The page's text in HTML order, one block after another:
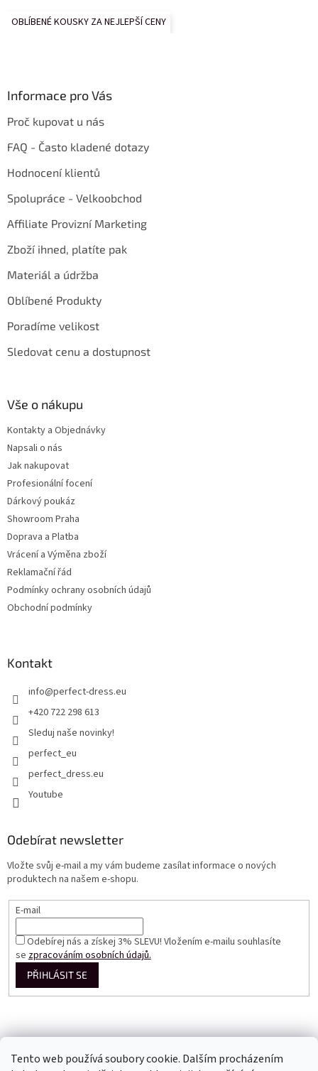
Tento web používá soubory cookie. Dalším procházením
OBLÍBENÉ KOUSKY ZA NEJLEPŠÍ CENY
Informace pro Vás
Proč kupovat u nás
FAQ - Často kladené dotazy
Hodnocení klientů
Spolupráce - Velkoobchod
Affiliate Provizní Marketing
Zboží ihned, platíte pak
Materiál a údržba
Oblíbené Produkty
Poradíme velikost
Sledovat cenu a dostupnost
Vše o nákupu
Kontakty a Objednávky
Napsali o nás
Jak nakupovat
Profesionální focení
Dárkový poukáz
Showroom Praha
Doprava a Platba
Vrácení a Výměna zboží
Reklamační řád
Podmínky ochrany osobních údajů
Obchodní podmínky
Kontakt
info@perfect-dress.eu
+420 722 298 613
Sleduj naše novinky!
perfect_eu
perfect_dress.eu
Youtube
Odebírat newsletter
Vložte svůj e-mail a my vám budeme zasílat informace o nových
produktech na našem e-shopu.
E-mail
Odebírej nás a získej 3% SLEVU! Vložením e-mailu souhlasíte
sezpracováním osobních údajů.
PŘIHLÁSIT SE